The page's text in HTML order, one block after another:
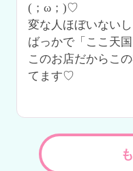
(；ω；)♡
変な人ほぼいない
ばっかで「ここ天
このお店だからこ
てます♡